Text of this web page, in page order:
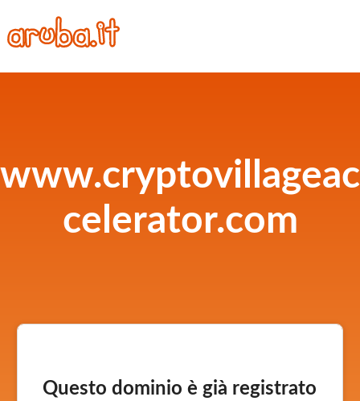
www.cryptovillageac
celerator.com
Questo dominio è già registrato